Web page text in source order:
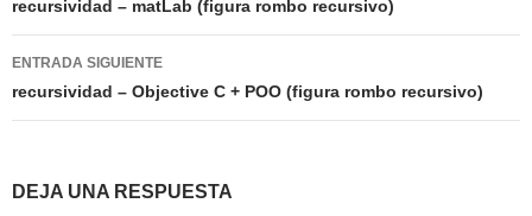
de
entradas
recursividad – matLab (figura rombo recursivo)
ENTRADA SIGUIENTE
recursividad – Objective C + POO (figura rombo recursivo)
DEJA UNA RESPUESTA